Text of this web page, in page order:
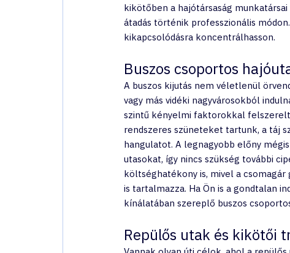
kikötőben a hajótársaság
átadás történik professzionális
kikapcsolódásra koncentrálhasson.
Buszos csoportos
A buszos kijutás nem véletlenül
vagy más vidéki nagyvárosokból
szintű kényelmi faktorokkal
rendszeres szüneteket tartunk, a táj
hangulatot. A legnagyobb előny
utasokat, így nincs szükség további
költséghatékony is, mivel a
is tartalmazza. Ha Ön is a gondtalan
kínálatában szereplő buszos
Repülős utak és kikötői